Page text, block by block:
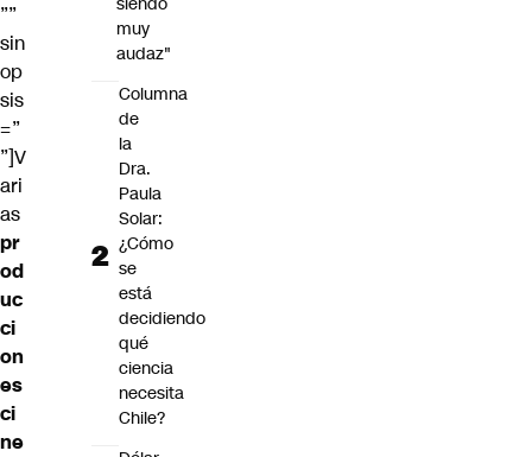
””
sin
op
sis
=”
”]V
ari
as
pr
od
uc
ci
on
es
ci
ne
muy
audaz"
Columna
de
la
Dra.
Paula
Solar:
¿Cómo
se
está
decidiendo
qué
ciencia
necesita
Chile?